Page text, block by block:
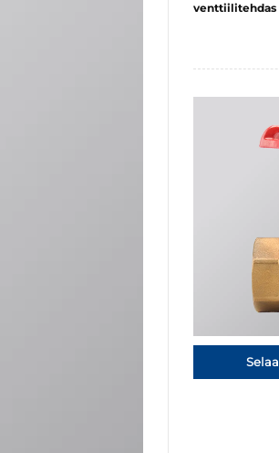
venttiilitehdas